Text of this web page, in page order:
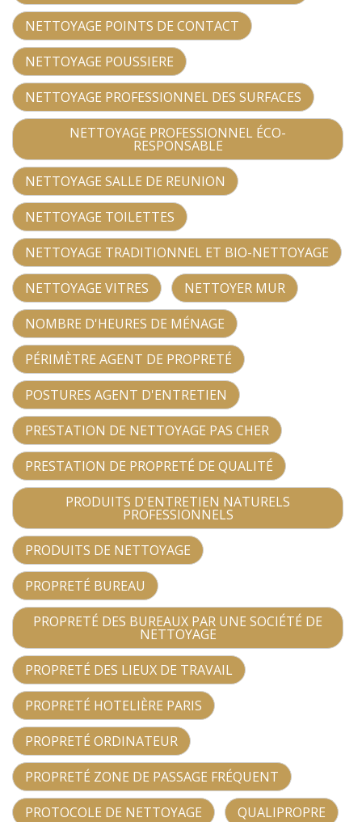
NETTOYAGE POINTS DE CONTACT
NETTOYAGE POUSSIERE
NETTOYAGE PROFESSIONNEL DES SURFACES
NETTOYAGE PROFESSIONNEL ÉCO-
RESPONSABLE
NETTOYAGE SALLE DE REUNION
NETTOYAGE TOILETTES
NETTOYAGE TRADITIONNEL ET BIO-NETTOYAGE
NETTOYAGE VITRES
NETTOYER MUR
NOMBRE D'HEURES DE MÉNAGE
PÉRIMÈTRE AGENT DE PROPRETÉ
POSTURES AGENT D'ENTRETIEN
PRESTATION DE NETTOYAGE PAS CHER
PRESTATION DE PROPRETÉ DE QUALITÉ
PRODUITS D'ENTRETIEN NATURELS
PROFESSIONNELS
PRODUITS DE NETTOYAGE
PROPRETÉ BUREAU
PROPRETÉ DES BUREAUX PAR UNE SOCIÉTÉ DE
NETTOYAGE
PROPRETÉ DES LIEUX DE TRAVAIL
PROPRETÉ HOTELIÈRE PARIS
PROPRETÉ ORDINATEUR
PROPRETÉ ZONE DE PASSAGE FRÉQUENT
PROTOCOLE DE NETTOYAGE
QUALIPROPRE